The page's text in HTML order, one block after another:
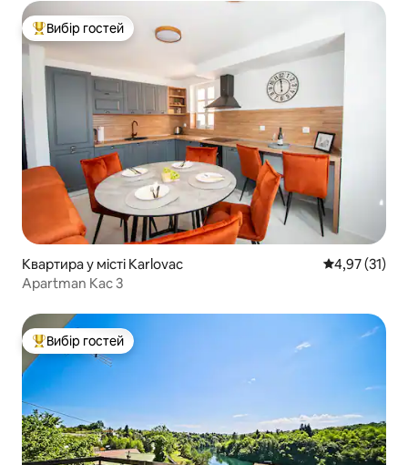
Топ вибір гостей
Вибір гостей
Квартира у місті Karlovac Середня
4,97 (31)
Apartman Kac 3
Топ вибір гостей
Вибір гостей